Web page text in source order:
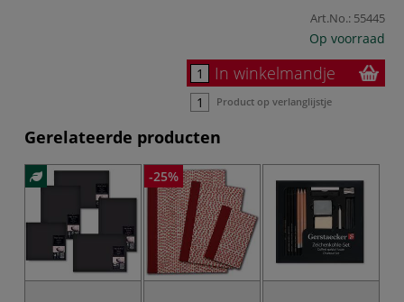
Art.No.: 55445
Op voorraad
In winkelmandje
Product op verlanglijstje
Gerelateerde producten
-25%